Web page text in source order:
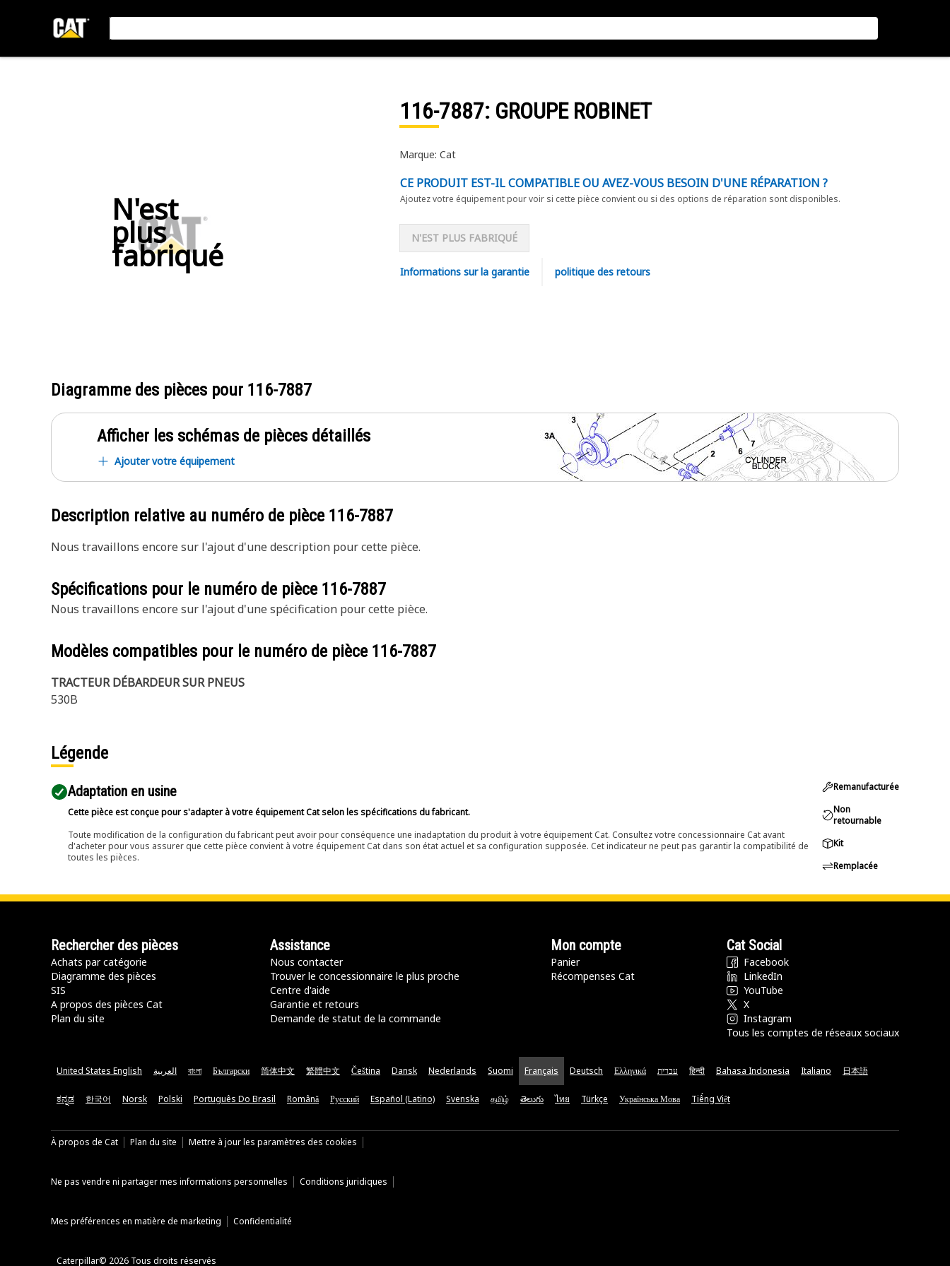
N'est
plus
fabriqué
116-7887: GROUPE ROBINET
Marque: Cat
CE PRODUIT EST-IL COMPATIBLE OU AVEZ-VOUS BESOIN D'UNE RÉPARATION ?
Ajoutez votre équipement pour voir si cette pièce convient ou si des options de réparation sont disponibles.
N'EST PLUS FABRIQUÉ
Informations sur la garantie politique des retours
Diagramme des pièces pour 116-7887
Afficher les schémas de pièces détaillés
Ajouter votre équipement
Description relative au numéro de pièce 116-7887
Nous travaillons encore sur l'ajout d'une description pour cette pièce.
Spécifications pour le numéro de pièce 116-7887
Nous travaillons encore sur l'ajout d'une spécification pour cette pièce.
Modèles compatibles pour le numéro de pièce 116-7887
TRACTEUR DÉBARDEUR SUR PNEUS
530B
Légende
Adaptation en usine
Cette pièce est conçue pour s'adapter à votre équipement Cat selon les spécifications du fabricant.
Toute modification de la configuration du fabricant peut avoir pour conséquence une inadaptation du produit à votre équipement Cat. Consultez votre concessionnaire Cat avant
d'acheter pour vous assurer que cette pièce convient à votre équipement Cat dans son état actuel et sa configuration supposée. Cet indicateur ne peut pas garantir la compatibilité de
toutes les pièces.
Remanufacturée
Non
retournable
Kit
Remplacée
Rechercher des pièces
Achats par catégorie
Diagramme des pièces
SIS
A propos des pièces Cat
Plan du site
Assistance
Nous contacter
Trouver le concessionnaire le plus proche
Centre d'aide
Garantie et retours
Demande de statut de la commande
Mon compte
Panier
Récompenses Cat
Cat Social
Facebook
LinkedIn
YouTube
X
Instagram
Tous les comptes de réseaux sociaux
United States English العربية বাংলা Български 简体中文 繁體中文 Čeština Dansk Nederlands Suomi Français Deutsch Ελληνικά עברית हिन्दी Bahasa Indonesia Italiano 日本語
ಕನ್ನಡ 한국어 Norsk Polski Português Do Brasil Română Русский Español (Latino) Svenska தமிழ் తెలుగు ไทย Türkçe Українська Мова Tiếng Việt
À propos de Cat Plan du site Mettre à jour les paramètres des cookies
Ne pas vendre ni partager mes informations personnelles Conditions juridiques
Mes préférences en matière de marketing Confidentialité
Caterpillar© 2026 Tous droits réservés